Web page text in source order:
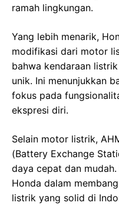
ramah lingkungan.
Yang lebih menarik,
modifikasi dari motor
bahwa kendaraan
unik. Ini menunjukkan
fokus pada
ekspresi diri.
Selain motor listrik,
(Battery Exchange
daya cepat dan
Honda dalam
listrik yang solid di